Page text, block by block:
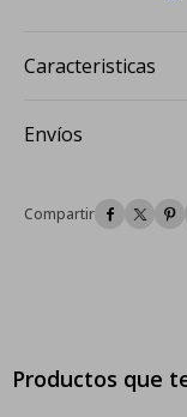
Caracteristicas
Envíos
  
Productos que